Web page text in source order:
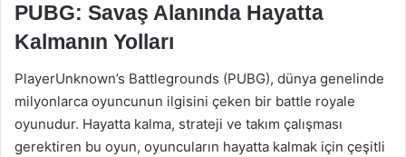
PUBG: Savaş Alanında Hayatta
Kalmanın Yolları
PlayerUnknown’s Battlegrounds (PUBG), dünya genelinde
milyonlarca oyuncunun ilgisini çeken bir battle royale
oyunudur. Hayatta kalma, strateji ve takım çalışması
gerektiren bu oyun, oyuncuların hayatta kalmak için çeşitli